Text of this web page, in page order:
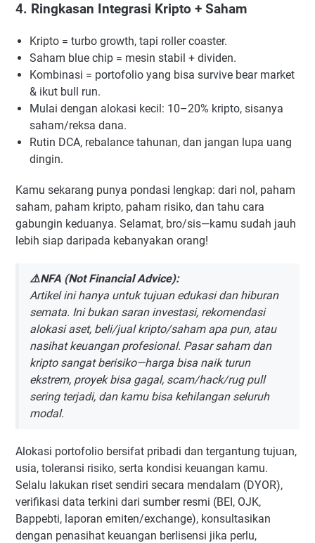
4. Ringkasan Integrasi Kripto + Saham
Kripto = turbo growth, tapi roller coaster.
Saham blue chip = mesin stabil + dividen.
Kombinasi = portofolio yang bisa survive bear market
& ikut bull run.
Mulai dengan alokasi kecil: 10–20% kripto, sisanya
saham/reksa dana.
Rutin DCA, rebalance tahunan, dan jangan lupa uang
dingin.
Kamu sekarang punya pondasi lengkap: dari nol, paham
saham, paham kripto, paham risiko, dan tahu cara
gabungin keduanya. Selamat, bro/sis—kamu sudah jauh
lebih siap daripada kebanyakan orang!
⚠️NFA (Not Financial Advice):
Artikel ini hanya untuk tujuan edukasi dan hiburan
semata. Ini bukan saran investasi, rekomendasi
alokasi aset, beli/jual kripto/saham apa pun, atau
nasihat keuangan profesional. Pasar saham dan
kripto sangat berisiko—harga bisa naik turun
ekstrem, proyek bisa gagal, scam/hack/rug pull
sering terjadi, dan kamu bisa kehilangan seluruh
modal.
Alokasi portofolio bersifat pribadi dan tergantung tujuan,
usia, toleransi risiko, serta kondisi keuangan kamu.
Selalu lakukan riset sendiri secara mendalam (DYOR),
verifikasi data terkini dari sumber resmi (BEI, OJK,
Bappebti, laporan emiten/exchange), konsultasikan
dengan penasihat keuangan berlisensi jika perlu,